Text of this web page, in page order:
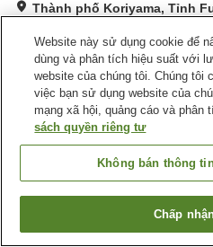
Thành phố Koriyama, Tỉnh
Tuyệt vời Đánh giá:92
Tiện nghi chỗ nghỉ
Xông hơi
Trang chủ Nhật Bản Tỉnh
Tìm
Website này sử dụng cookie để
dùng và phân tích hiệu suất với
website của chúng tôi. Chúng tôi
việc bạn sử dụng website của
mạng xã hội, quảng cáo và phân
sách quyền riêng tư
Không bán thông
Chấp